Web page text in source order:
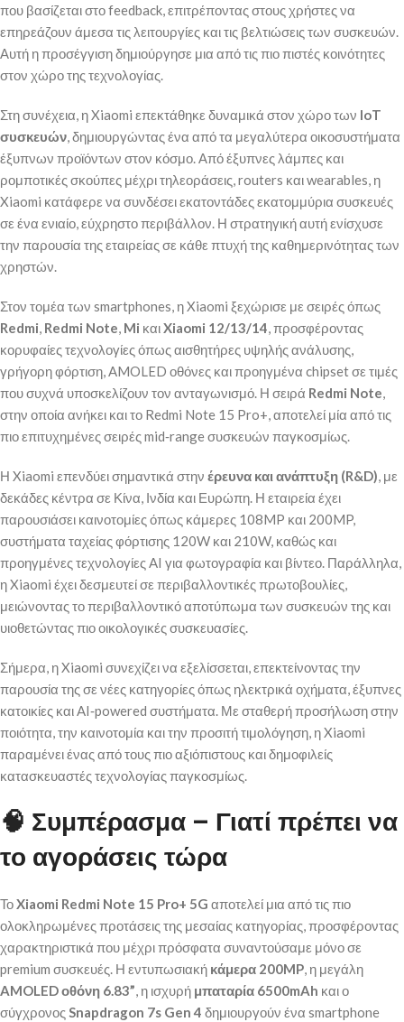
που βασίζεται στο feedback, επιτρέποντας στους χρήστες να
επηρεάζουν άμεσα τις λειτουργίες και τις βελτιώσεις των συσκευών.
Αυτή η προσέγγιση δημιούργησε μια από τις πιο πιστές κοινότητες
στον χώρο της τεχνολογίας.
Στη συνέχεια, η Xiaomi επεκτάθηκε δυναμικά στον χώρο των IoT
συσκευών, δημιουργώντας ένα από τα μεγαλύτερα οικοσυστήματα
έξυπνων προϊόντων στον κόσμο. Από έξυπνες λάμπες και
ρομποτικές σκούπες μέχρι τηλεοράσεις, routers και wearables, η
Xiaomi κατάφερε να συνδέσει εκατοντάδες εκατομμύρια συσκευές
σε ένα ενιαίο, εύχρηστο περιβάλλον. Η στρατηγική αυτή ενίσχυσε
την παρουσία της εταιρείας σε κάθε πτυχή της καθημερινότητας των
χρηστών.
Στον τομέα των smartphones, η Xiaomi ξεχώρισε με σειρές όπως
Redmi, Redmi Note, Mi καιXiaomi 12/13/14, προσφέροντας
κορυφαίες τεχνολογίες όπως αισθητήρες υψηλής ανάλυσης,
γρήγορη φόρτιση, AMOLED οθόνες και προηγμένα chipset σε τιμές
που συχνά υποσκελίζουν τον ανταγωνισμό. Η σειρά Redmi Note,
στην οποία ανήκει και το Redmi Note 15 Pro+, αποτελεί μία από τις
πιο επιτυχημένες σειρές mid‑range συσκευών παγκοσμίως.
Η Xiaomi επενδύει σημαντικά στην έρευνα και ανάπτυξη (R&D), με
δεκάδες κέντρα σε Κίνα, Ινδία και Ευρώπη. Η εταιρεία έχει
παρουσιάσει καινοτομίες όπως κάμερες 108MP και 200MP,
συστήματα ταχείας φόρτισης 120W και 210W, καθώς και
προηγμένες τεχνολογίες AI για φωτογραφία και βίντεο. Παράλληλα,
η Xiaomi έχει δεσμευτεί σε περιβαλλοντικές πρωτοβουλίες,
μειώνοντας το περιβαλλοντικό αποτύπωμα των συσκευών της και
υιοθετώντας πιο οικολογικές συσκευασίες.
Σήμερα, η Xiaomi συνεχίζει να εξελίσσεται, επεκτείνοντας την
παρουσία της σε νέες κατηγορίες όπως ηλεκτρικά οχήματα, έξυπνες
κατοικίες και AI‑powered συστήματα. Με σταθερή προσήλωση στην
ποιότητα, την καινοτομία και την προσιτή τιμολόγηση, η Xiaomi
παραμένει ένας από τους πιο αξιόπιστους και δημοφιλείς
κατασκευαστές τεχνολογίας παγκοσμίως.
🧠 Συμπέρασμα – Γιατί πρέπει να
το αγοράσεις τώρα
ΤοXiaomi Redmi Note 15 Pro+ 5G αποτελεί μια από τις πιο
ολοκληρωμένες προτάσεις της μεσαίας κατηγορίας, προσφέροντας
χαρακτηριστικά που μέχρι πρόσφατα συναντούσαμε μόνο σε
premium συσκευές. Η εντυπωσιακή κάμερα 200MP, η μεγάλη
AMOLED οθόνη 6.83”, η ισχυρή μπαταρία 6500mAh και ο
σύγχρονοςSnapdragon 7s Gen 4 δημιουργούν ένα smartphone